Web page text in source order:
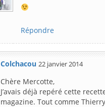
Répondre
Colchacou 22 janvier 2014
Chère Mercotte,
J’avais déjà repéré cette
magazine. Tout comme